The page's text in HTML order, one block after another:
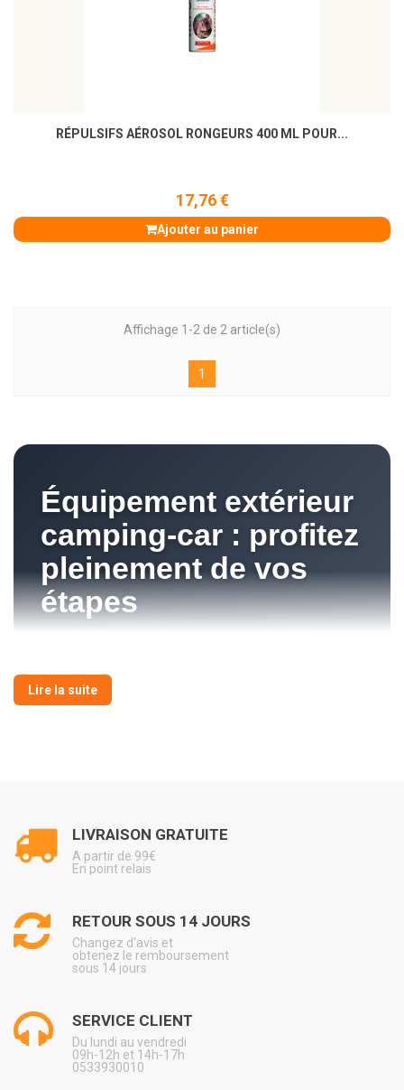
RÉPULSIFS AÉROSOL RONGEURS 400 ML POUR...
17,76 €
Ajouter au panier
Affichage 1-2 de 2 article(s)
1
Équipement extérieur
camping-car : profitez
pleinement de vos
étapes
sélection d’
camping-car
⭐ Les points forts de l’équipement
extérieur
Créez un espace agréable à vivre autour du
véhicule.
Profitez d’une meilleure protection contre soleil et
intempéries.
Lire la suite
LIVRAISON GRATUITE
A partir de 99€
En point relais
RETOUR SOUS 14 JOURS
Changez d'avis et
obtenez le remboursement
sous 14 jours
SERVICE CLIENT
Du lundi au vendredi
09h-12h et 14h-17h
0533930010